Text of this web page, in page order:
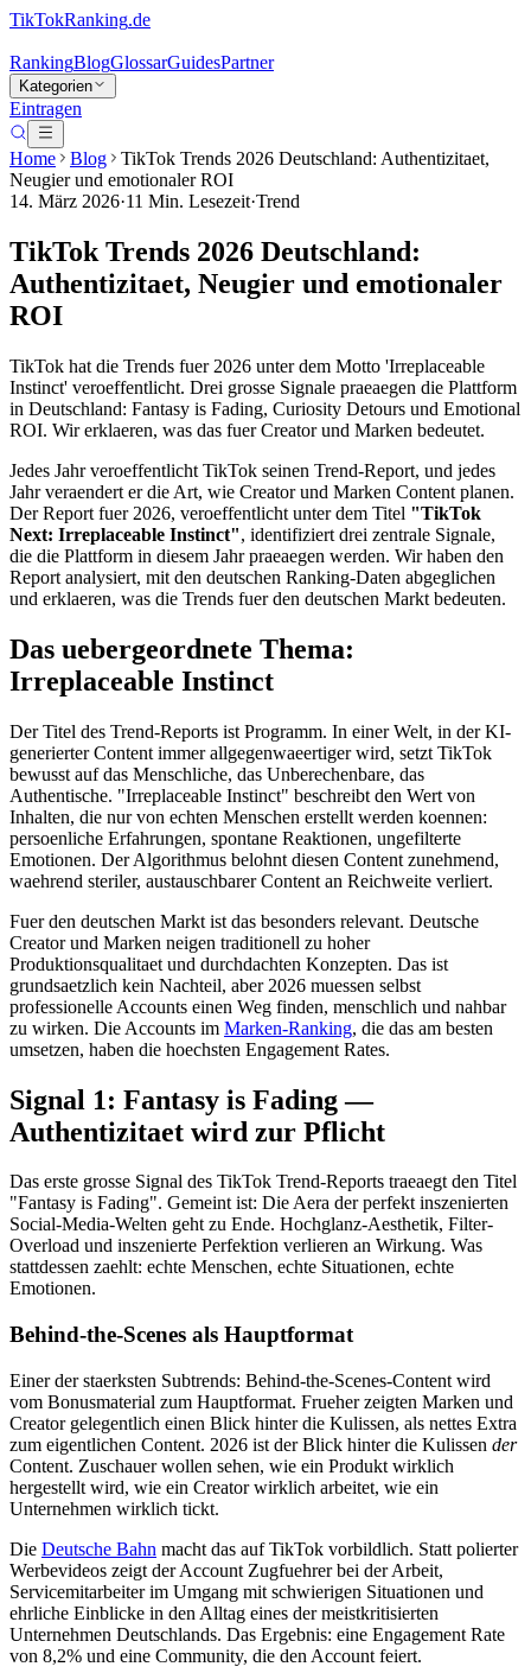
TikTokRanking.de
RankingBlogGlossarGuidesPartner
Kategorien
Eintragen
Home Blog
TikTok Trends 2026 Deutschland: Authentizitaet,
Neugier und emotionaler ROI
14. März 2026·11 Min. Lesezeit·Trend
TikTok Trends 2026 Deutschland:
Authentizitaet, Neugier und emotionaler
ROI
TikTok hat die Trends fuer 2026 unter dem Motto 'Irreplaceable
Instinct' veroeffentlicht. Drei grosse Signale praeaegen die Plattform
in Deutschland: Fantasy is Fading, Curiosity Detours und Emotional
ROI. Wir erklaeren, was das fuer Creator und Marken bedeutet.
Jedes Jahr veroeffentlicht TikTok seinen Trend-Report, und jedes
Jahr veraendert er die Art, wie Creator und Marken Content planen.
Der Report fuer 2026, veroeffentlicht unter dem Titel "TikTok
Next: Irreplaceable Instinct", identifiziert drei zentrale Signale,
die die Plattform in diesem Jahr praeaegen werden. Wir haben den
Report analysiert, mit den deutschen Ranking-Daten abgeglichen
und erklaeren, was die Trends fuer den deutschen Markt bedeuten.
Das uebergeordnete Thema:
Irreplaceable Instinct
Der Titel des Trend-Reports ist Programm. In einer Welt, in der KI-
generierter Content immer allgegenwaeertiger wird, setzt TikTok
bewusst auf das Menschliche, das Unberechenbare, das
Authentische. "Irreplaceable Instinct" beschreibt den Wert von
Inhalten, die nur von echten Menschen erstellt werden koennen:
persoenliche Erfahrungen, spontane Reaktionen, ungefilterte
Emotionen. Der Algorithmus belohnt diesen Content zunehmend,
waehrend steriler, austauschbarer Content an Reichweite verliert.
Fuer den deutschen Markt ist das besonders relevant. Deutsche
Creator und Marken neigen traditionell zu hoher
Produktionsqualitaet und durchdachten Konzepten. Das ist
grundsaetzlich kein Nachteil, aber 2026 muessen selbst
professionelle Accounts einen Weg finden, menschlich und nahbar
zu wirken. Die Accounts im Marken-Ranking, die das am besten
umsetzen, haben die hoechsten Engagement Rates.
Signal 1: Fantasy is Fading —
Authentizitaet wird zur Pflicht
Das erste grosse Signal des TikTok Trend-Reports traeaegt den Titel
"Fantasy is Fading". Gemeint ist: Die Aera der perfekt inszenierten
Social-Media-Welten geht zu Ende. Hochglanz-Aesthetik, Filter-
Overload und inszenierte Perfektion verlieren an Wirkung. Was
stattdessen zaehlt: echte Menschen, echte Situationen, echte
Emotionen.
Behind-the-Scenes als Hauptformat
Einer der staerksten Subtrends: Behind-the-Scenes-Content wird
vom Bonusmaterial zum Hauptformat. Frueher zeigten Marken und
Creator gelegentlich einen Blick hinter die Kulissen, als nettes Extra
zum eigentlichen Content. 2026 ist der Blick hinter die Kulissen der
Content. Zuschauer wollen sehen, wie ein Produkt wirklich
hergestellt wird, wie ein Creator wirklich arbeitet, wie ein
Unternehmen wirklich tickt.
Die Deutsche Bahn macht das auf TikTok vorbildlich. Statt polierter
Werbevideos zeigt der Account Zugfuehrer bei der Arbeit,
Servicemitarbeiter im Umgang mit schwierigen Situationen und
ehrliche Einblicke in den Alltag eines der meistkritisierten
Unternehmen Deutschlands. Das Ergebnis: eine Engagement Rate
von 8,2% und eine Community, die den Account feiert.